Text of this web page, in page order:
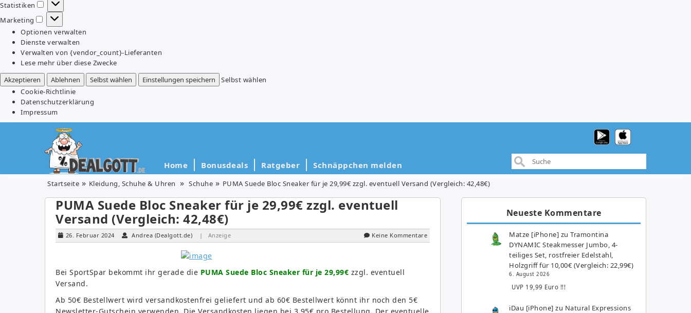
Statistiken
Statistiken
Marketing
Marketing
Optionen verwalten
Dienste verwalten
Verwalten von {vendor_count}-Lieferanten
Lese mehr über diese Zwecke
Akzeptieren
Ablehnen Selbst wählen Einstellungen speichern
Selbst wählen
Cookie-Richtlinie
Datenschutzerklärung
Impressum
Home Bonusdeals Ratgeber Schnäppchen melden
Startseite Kleidung, Schuhe & Uhren Schuhe PUMA Suede Bloc Sneaker für je 29,99€ zzgl. eventuell Versand (Vergleich: 42,48€)
PUMA Suede Bloc Sneaker für je 29,99€ zzgl. eventuell
Versand (Vergleich: 42,48€)
26. Februar 2024 Andrea (Dealgott.de) | Anzeige Keine Kommentare
Bei SportSpar bekommt ihr gerade die PUMA Suede Bloc Sneaker für je 29,99€ zzgl. eventuell
Versand.
Ab 50€ Bestellwert wird versandkostenfrei geliefert und ab 60€ Bestellwert könnt ihr noch den 5€
Neueste Kommentare
Matze [iPhone] zuTramontina
DYNAMIC Steakmesser Jumbo, 4-
teiliges Set, rostfreier Edelstahl,
Holzgriff für 10,00€ (Vergleich: 22,99€)
6. August 2026
UVP 19,99 Euro !!!
iDau [iPhone] zu Natural Expressions